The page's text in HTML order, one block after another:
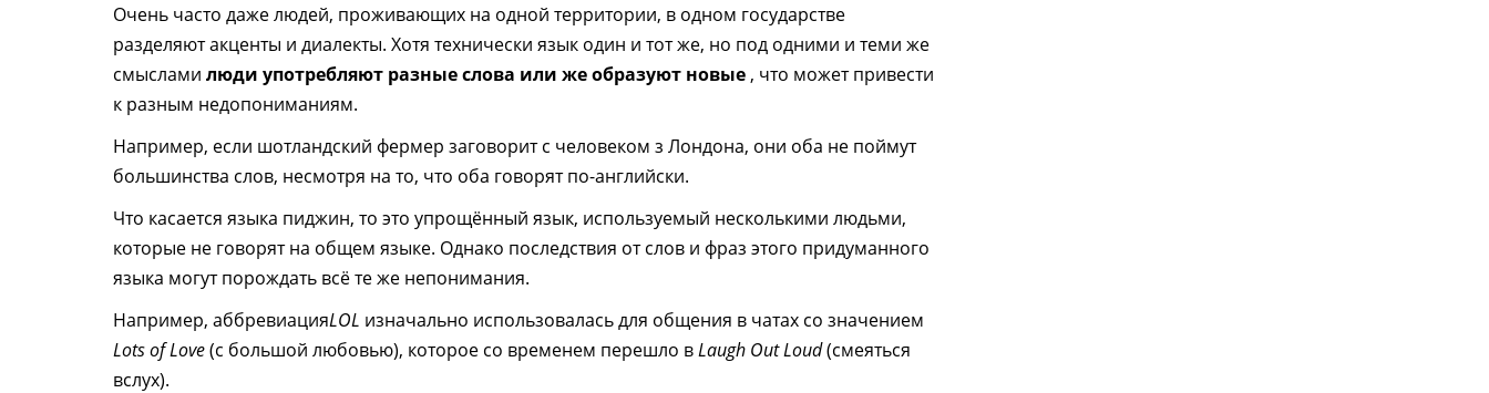
Очень часто даже людей, проживающих на одной территории, в одном государстве
разделяют акценты и диалекты. Хотя технически язык один и тот же, но под одними и теми же
смыслами люди употребляют разные слова или же образуют новые , что может привести
к разным недопониманиям.
Например, если шотландский фермер заговорит с человеком з Лондона, они оба не поймут
большинства слов, несмотря на то, что оба говорят по-английски.
Что касается языка пиджин, то это упрощённый язык, используемый несколькими людьми,
которые не говорят на общем языке. Однако последствия от слов и фраз этого придуманного
языка могут порождать всё те же непонимания.
Например, аббревиацияLOL изначально использовалась для общения в чатах со значением
Lots of Love(с большой любовью), которое со временем перешло вLaugh Out Loud(смеяться
вслух).